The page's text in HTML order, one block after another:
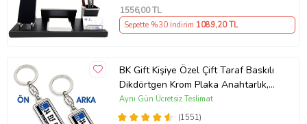
1556,00 TL
Sepette %30 İndirim 1089,20 TL
BK Gift Kişiye Özel Çift Taraf Baskılı
Dikdörtgen Krom Plaka Anahtarlık,
Babaya Hediye, Sevgiliye, Arkadaşa
Hediye, Doğum Günü Hediyesi
(1551)
Aynı Gün Ücretsiz Teslimat